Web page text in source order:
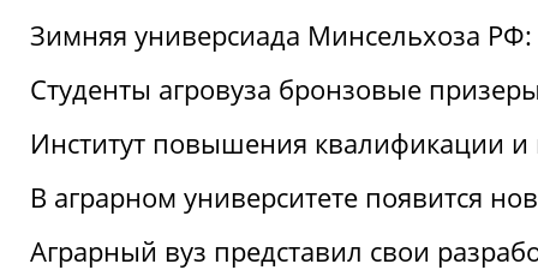
Зимняя универсиада Минсельхоза
Студенты агровуза бронзовые
Институт повышения квалификации и
В аграрном университете появится
Аграрный вуз представил свои